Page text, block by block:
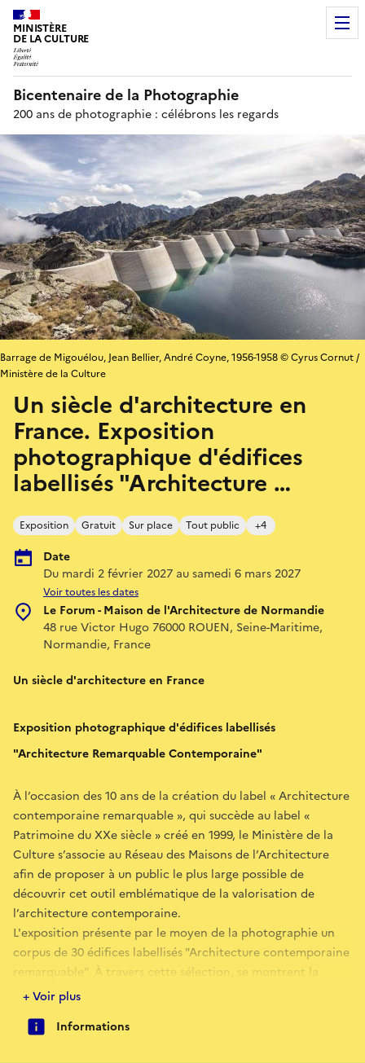
MINISTÈRE
DE LA CULTURE
Bicentenaire de la Photographie
200 ans de photographie : célébrons les regards
Un siècle d'architecture en
France. Exposition
photographique d'édifices
labellisés "Architecture …
Exposition Gratuit Sur place Tout public +4
Date
Du mardi 2 février 2027 au samedi 6 mars 2027
Voir toutes les dates
Le Forum - Maison de l'Architecture de Normandie
48 rue Victor Hugo 76000 ROUEN, Seine-Maritime,
Normandie, France
Barrage de Migouélou, Jean Bellier, André Coyne, 1956-1958 © Cyrus Cornut /
Ministère de la Culture
Un siècle d'architecture en France
Exposition photographique d'édifices labellisés
"Architecture Remarquable Contemporaine"
À l’occasion des 10 ans de la création du label « Architecture
contemporaine remarquable », qui succède au label «
Patrimoine du XXe siècle » créé en 1999, le Ministère de la
Culture s’associe au Réseau des Maisons de l’Architecture
afin de proposer à un public le plus large possible de
découvrir cet outil emblématique de la valorisation de
l’architecture contemporaine.
L'exposition présente par le moyen de la photographie un
corpus de 30 édifices labellisés "Architecture contemporaine
remarquable". À travers cette sélection, se montrent la
diversité des projets, des courants architecturaux, des
particularités typologiques d’un siècle de construction.
+ Voir plus
Informations